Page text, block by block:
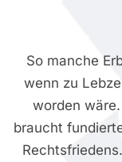
So manche
wenn zu
worden
braucht